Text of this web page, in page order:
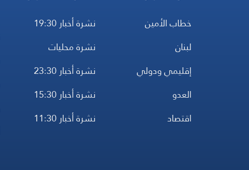
خطاب الأمين
لبنان
إقليمي ودولي
العدو
اقتصاد
نشرة أخبار 19:30
نشرة محليات
نشرة أخبار 23:30
نشرة أخبار 15:30
نشرة أخبار 11:30